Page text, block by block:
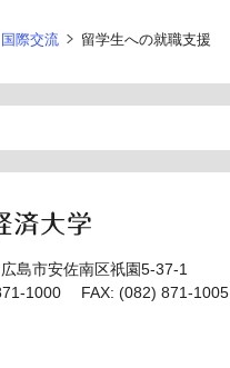
国際交流 留学生への就職支援
島市安佐南区祇園5-37-1
1000 FAX: (082) 871-1005